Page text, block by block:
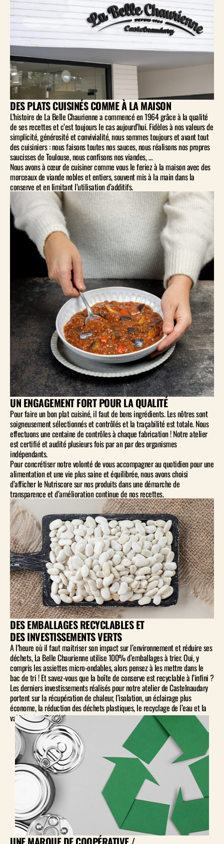
DES PLATS CUISINÉS COMME À LA MAISON
L’histoire de La Belle Chaurienne a commencé en 1964 grâce à la qualité
de ses recettes et c’est toujours le cas aujourd’hui. Fidèles à nos valeurs de
simplicité, générosité et convivialité, nous sommes toujours et avant tout
des cuisiniers : nous faisons toutes nos sauces, nous réalisons nos propres
saucisses de Toulouse, nous confisons nos viandes, …
Nous avons à cœur de cuisiner comme vous le feriez à la maison avec des
morceaux de viande nobles et entiers, souvent mis à la main dans la
conserve et en limitant l’utilisation d’additifs.
UN ENGAGEMENT FORT POUR LA QUALITÉ
Pour faire un bon plat cuisiné, il faut de bons ingrédients. Les nôtres sont
soigneusement sélectionnés et contrôlés et la traçabilité est totale. Nous
effectuons une centaine de contrôles à chaque fabrication ! Notre atelier
est certifié et audité plusieurs fois par an par des organismes
indépendants.
Pour concrétiser notre volonté de vous accompagner au quotidien pour une
alimentation et une vie plus saine et équilibrée, nous avons choisi
d’afficher le Nutriscore sur nos produits dans une démarche de
transparence et d’amélioration continue de nos recettes.
DES EMBALLAGES RECYCLABLES ET
DES INVESTISSEMENTS VERTS
A l’heure où il faut maitriser son impact sur l’environnement et réduire ses
déchets, La Belle Chaurienne utilise 100% d’emballages à trier. Oui, y
compris les assiettes micro-ondables, alors pensez à les mettre dans le
bac de tri ! Et savez-vous que la boîte de conserve est recyclable à l’infini ?
Les derniers investissements réalisés pour notre atelier de Castelnaudary
portent sur la récupération de chaleur, l’isolation, un éclairage plus
économe, la réduction des déchets plastiques, le recyclage de l’eau et la
valorisation des déchets.